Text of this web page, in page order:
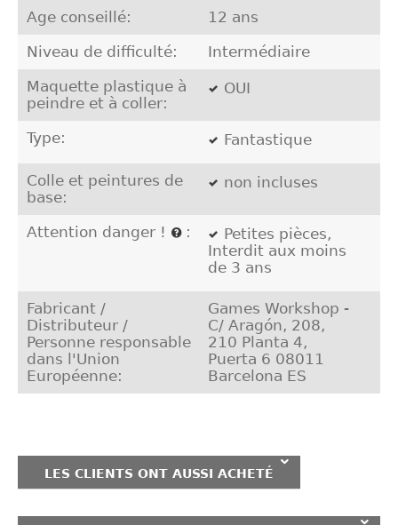
Age conseillé: 12 ans
Niveau de difficulté: Intermédiaire
Maquette plastique à
peindre et à coller:
OUI
Type: Fantastique
Colle et peintures de
base:
non incluses
Attention danger ! :
Petites pièces,
Interdit aux moins
de 3 ans
Fabricant /
Distributeur /
Personne responsable
dans l'Union
Européenne:
Games Workshop -
C/ Aragón, 208,
210 Planta 4,
Puerta 6 08011
Barcelona ES
LES CLIENTS ONT AUSSI ACHETÉ